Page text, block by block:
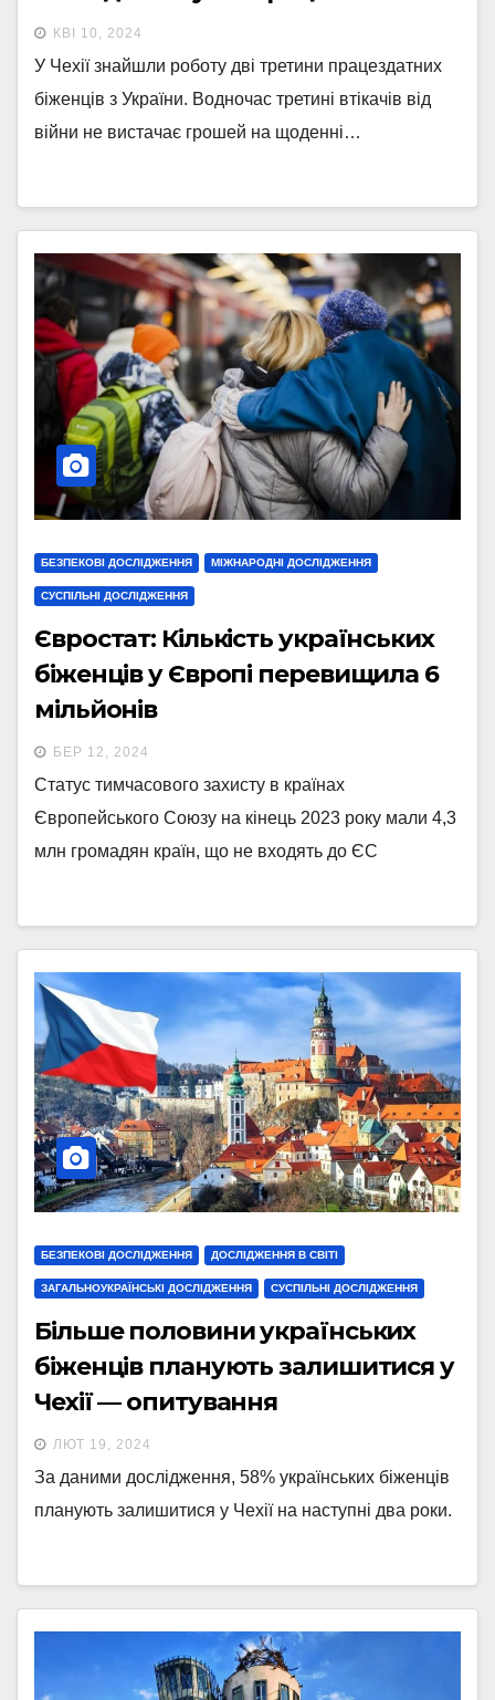
КВІ 10, 2024
У Чехії знайшли роботу дві третини працездатних
біженців з України. Водночас третині втікачів від
війни не вистачає грошей на щоденні…
БЕЗПЕКОВІ ДОСЛІДЖЕННЯ МІЖНАРОДНІ ДОСЛІДЖЕННЯ
СУСПІЛЬНІ ДОСЛІДЖЕННЯ
Євростат: Кількість українських
біженців у Європі перевищила 6
мільйонів
БЕР 12, 2024
Статус тимчасового захисту в країнах
Європейського Союзу на кінець 2023 року мали 4,3
млн громадян країн, що не входять до ЄС
БЕЗПЕКОВІ ДОСЛІДЖЕННЯ ДОСЛІДЖЕННЯ В СВІТІ
ЗАГАЛЬНОУКРАЇНСЬКІ ДОСЛІДЖЕННЯ СУСПІЛЬНІ ДОСЛІДЖЕННЯ
Більше половини українських
біженців планують залишитися у
Чехії — опитування
ЛЮТ 19, 2024
За даними дослідження, 58% українських біженців
планують залишитися у Чехії на наступні два роки.